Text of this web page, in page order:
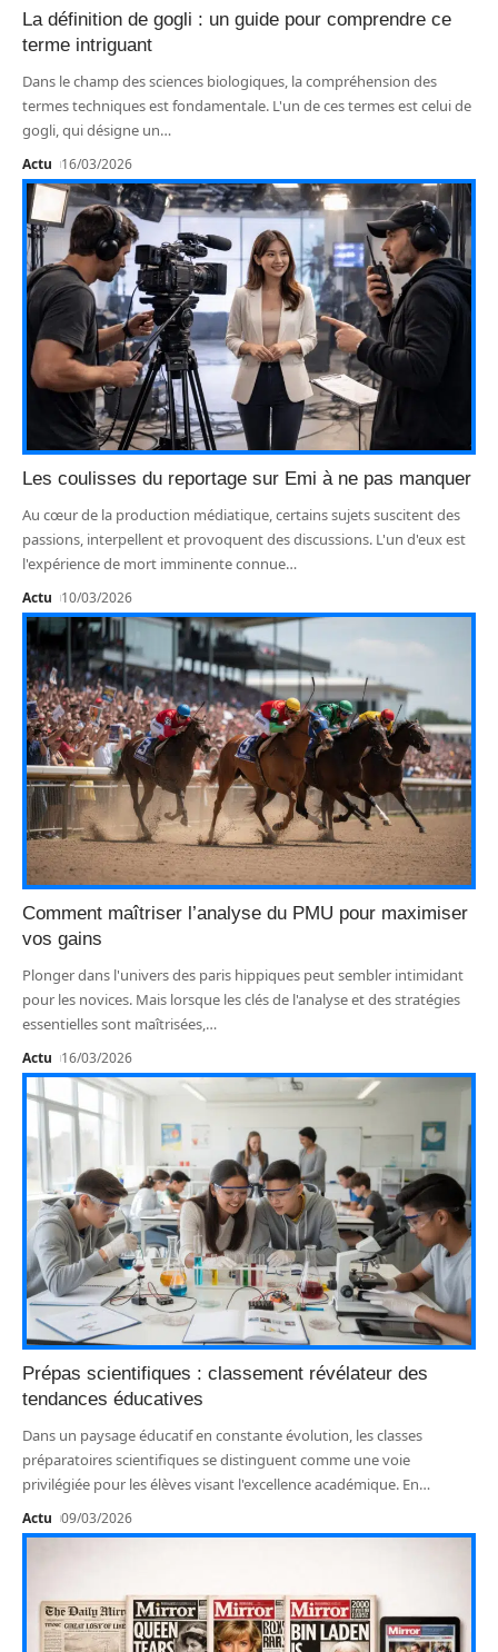
La définition de gogli : un guide pour comprendre ce
terme intriguant
Dans le champ des sciences biologiques, la compréhension des
termes techniques est fondamentale. L'un de ces termes est celui de
gogli, qui désigne un…
Actu 16/03/2026
Les coulisses du reportage sur Emi à ne pas manquer
Au cœur de la production médiatique, certains sujets suscitent des
passions, interpellent et provoquent des discussions. L'un d'eux est
l'expérience de mort imminente connue…
Actu 10/03/2026
Comment maîtriser l’analyse du PMU pour maximiser
vos gains
Plonger dans l'univers des paris hippiques peut sembler intimidant
pour les novices. Mais lorsque les clés de l'analyse et des stratégies
essentielles sont maîtrisées,…
Actu 16/03/2026
Prépas scientifiques : classement révélateur des
tendances éducatives
Dans un paysage éducatif en constante évolution, les classes
préparatoires scientifiques se distinguent comme une voie
privilégiée pour les élèves visant l'excellence académique. En…
Actu 09/03/2026